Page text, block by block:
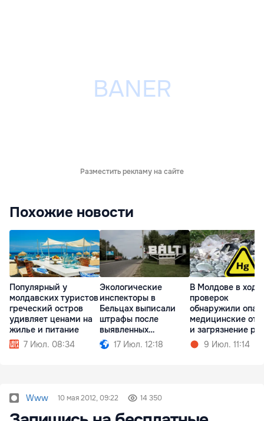
Разместить рекламу на сайте
Похожие новости
Популярный у
молдавских туристов
греческий остров
удивляет ценами на
жилье и питание
7 Июл. 08:34
Экологические
инспекторы в
Бельцах выписали
штрафы после
выявленных
нарушений
17 Июл. 12:18
В Молдове в ходе
проверок
обнаружили
медицинские
и загрязнение
9 Июл. 11:14
Www 10 мая 2012, 09:22 14 350